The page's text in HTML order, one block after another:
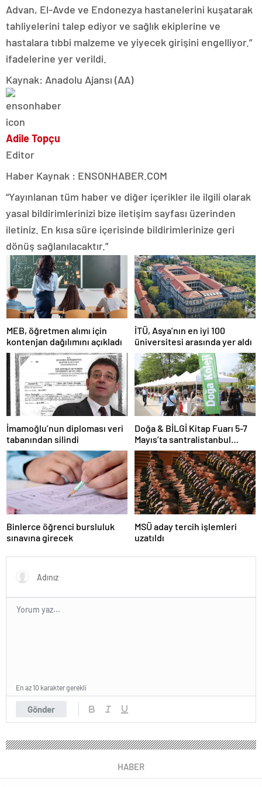
Advan, El-Avde ve Endonezya hastanelerini kuşatarak
tahliyelerini talep ediyor ve sağlık ekiplerine ve
hastalara tıbbi malzeme ve yiyecek girişini engelliyor.”
ifadelerine yer verildi.
Kaynak: Anadolu Ajansı (AA)
Adile Topçu
Editor
Haber Kaynak : ENSONHABER.COM
“Yayınlanan tüm haber ve diğer içerikler ile ilgili olarak
yasal bildirimlerinizi bize iletişim sayfası üzerinden
iletiniz. En kısa süre içerisinde bildirimlerinize geri
dönüş sağlanılacaktır.”
MEB, öğretmen alımı için
kontenjan dağılımını açıkladı
İTÜ, Asya’nın en iyi 100
üniversitesi arasında yer aldı
İmamoğlu’nun diploması veri
tabanından silindi
Doğa & BİLGİ Kitap Fuarı 5-7
Mayıs’ta santralistanbul
Kampüsünde kapılarını açıyor
Binlerce öğrenci bursluluk
sınavına girecek
MSÜ aday tercih işlemleri
uzatıldı
Gönder
En az 10 karakter gerekli
HABER